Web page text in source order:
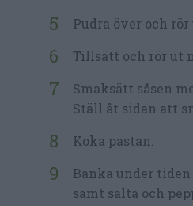
Pudra över och rör
Tillsätt och rör ut
Smaksätt såsen
Ställ åt sidan att
Koka pastan.
Banka under
samt salta och